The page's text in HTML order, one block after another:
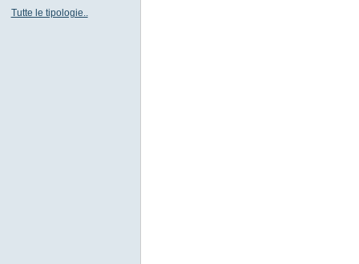
Tutte le tipologie..